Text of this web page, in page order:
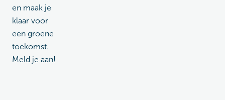
en maak je
klaar voor
een groene
toekomst.
Meld je aan!